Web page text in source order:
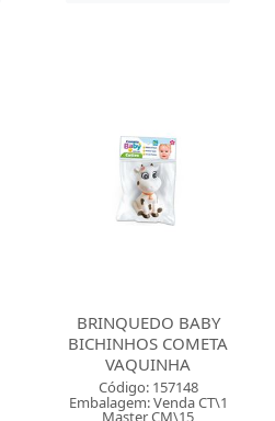
BRINQUEDO BABY
BICHINHOS COMETA
VAQUINHA
Código: 157148
Embalagem: Venda CT\1
Master CM\15